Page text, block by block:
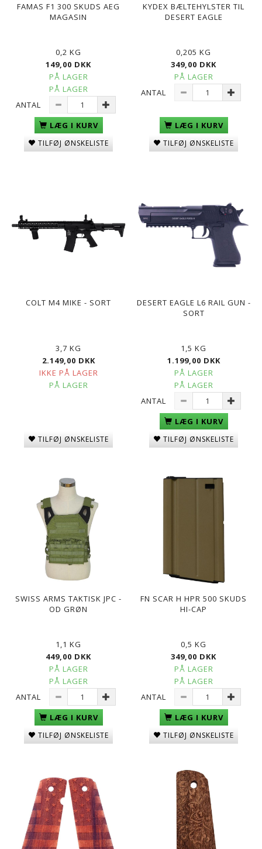
FAMAS F1 300 SKUDS AEG
MAGASIN
0,2 KG
149,00 DKK
PÅ LAGER
PÅ LAGER
ANTAL
LÆG I KURV
TILFØJ ØNSKELISTE
KYDEX BÆLTEHYLSTER TIL
DESERT EAGLE
0,205 KG
349,00 DKK
PÅ LAGER
ANTAL
LÆG I KURV
TILFØJ ØNSKELISTE
COLT M4 MIKE - SORT
3,7 KG
2.149,00 DKK
IKKE PÅ LAGER
PÅ LAGER
TILFØJ ØNSKELISTE
DESERT EAGLE L6 RAIL GUN -
SORT
1,5 KG
1.199,00 DKK
PÅ LAGER
PÅ LAGER
ANTAL
LÆG I KURV
TILFØJ ØNSKELISTE
SWISS ARMS TAKTISK JPC -
OD GRØN
1,1 KG
449,00 DKK
PÅ LAGER
PÅ LAGER
ANTAL
LÆG I KURV
TILFØJ ØNSKELISTE
FN SCAR H HPR 500 SKUDS
HI-CAP
0,5 KG
349,00 DKK
PÅ LAGER
PÅ LAGER
ANTAL
LÆG I KURV
TILFØJ ØNSKELISTE